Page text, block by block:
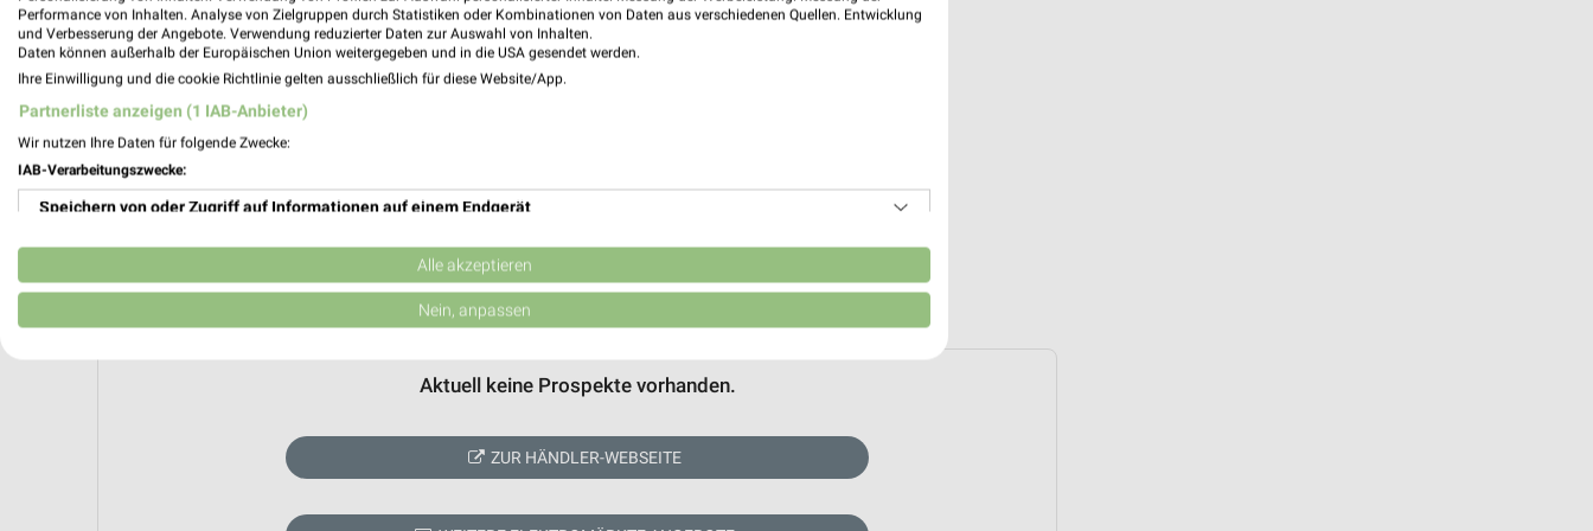
Aktuell keine Prospekte vorhanden.
ZUR HÄNDLER-WEBSEITE
Performance von Inhalten. Analyse von Zielgruppen durch Statistiken oder Kombinationen von Daten aus verschiedenen Quellen. Entwicklung
und Verbesserung der Angebote. Verwendung reduzierter Daten zur Auswahl von Inhalten.
Daten können außerhalb der Europäischen Union weitergegeben und in die USA gesendet werden.
Ihre Einwilligung und die cookie Richtlinie gelten ausschließlich für diese Website/App.
Partnerliste anzeigen (1 IAB-Anbieter)
Wir nutzen Ihre Daten für folgende Zwecke:
IAB-Verarbeitungszwecke:
Speichern von oder Zugriff auf Informationen auf einem Endgerät
Verwendung reduzierter Daten zur Auswahl von Werbeanzeigen
Erstellung von Profilen für personalisierte Werbung
Verwendung von Profilen zur Auswahl personalisierter Inhalte
Alle akzeptieren
Nein, anpassen